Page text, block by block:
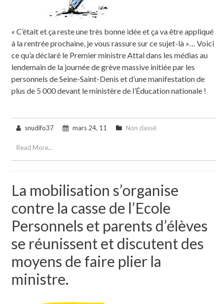
« C’était et ça reste une très bonne idée et ça va être appliqué
à la rentrée prochaine, je vous rassure sur ce sujet-là »… Voici
ce qu’a déclaré le Premier ministre Attal dans les médias au
lendemain de la journée de grève massive initiée par les
personnels de Seine-Saint-Denis et d’une manifestation de
plus de 5 000 devant le ministère de l’Éducation nationale !
snudifo37 mars 24, 11 Non classé
Read More...
La mobilisation s’organise
contre la casse de l’Ecole
Personnels et parents d’élèves
se réunissent et discutent des
moyens de faire plier la
ministre.